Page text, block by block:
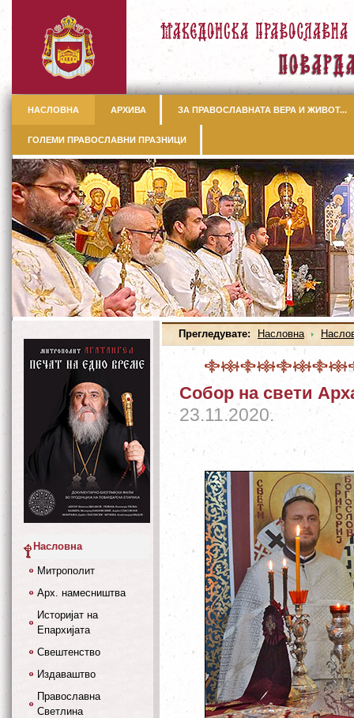
НАСЛОВНА АРХИВА ЗА ПРАВОСЛАВНАТА ВЕРА И ЖИВОТ...
ГОЛЕМИ ПРАВОСЛАВНИ ПРАЗНИЦИ
Прегледувате: Насловна
Собор на свети
23.11.2020.
Насловна
Митрополит
Арх. намесништва
Историјат на
Епархијата
Свештенство
Издаваштво
Православна
Светлина